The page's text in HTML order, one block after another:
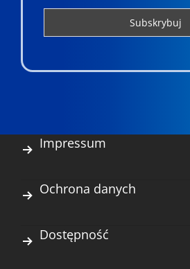
Impressum
Ochrona danych
Dostępność